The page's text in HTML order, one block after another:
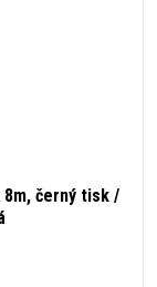
8m, černý tisk /